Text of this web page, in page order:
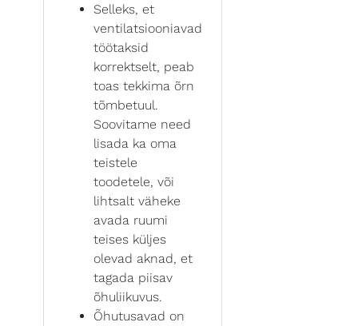
Selleks, et
ventilatsiooniavad
töötaksid
korrektselt, peab
toas tekkima õrn
tõmbetuul.
Soovitame need
lisada ka oma
teistele
toodetele, või
lihtsalt väheke
avada ruumi
teises küljes
olevad aknad, et
tagada piisav
õhuliikuvus.
Õhutusavad on